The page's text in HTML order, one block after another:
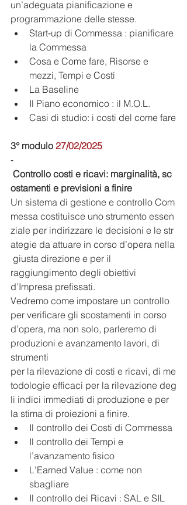
un’adeguata pianificazione e
programmazione delle stesse.
Start‐up di Commessa : pianificare
la Commessa
Cosa e Come fare, Risorse e
mezzi, Tempi e Costi
La Baseline
Il Piano economico : il M.O.L.
Casi di studio: i costi del come fare
3° modulo 27/02/2025
‐
Controllo costi e ricavi: marginalità, sc
ostamenti e previsioni a finire
Un sistema di gestione e controllo Com
messa costituisce uno strumento essen
ziale per indirizzare le decisioni e le str
ategie da attuare in corso d’opera nella
giusta direzione e per il
raggiungimento degli obiettivi
d’Impresa prefissati.
Vedremo come impostare un controllo
per verificare gli scostamenti in corso
d’opera, ma non solo, parleremo di
produzioni e avanzamento lavori, di
strumenti
per la rilevazione di costi e ricavi, di me
todologie efficaci per la rilevazione deg
li indici immediati di produzione e per
la stima di proiezioni a finire.
Il controllo dei Costi di Commessa
Il controllo dei Tempi e
l’avanzamento fisico
L'Earned Value : come non
sbagliare
Il controllo dei Ricavi : SAL e SIL